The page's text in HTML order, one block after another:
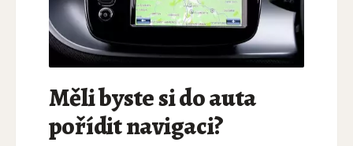
Měli byste si do auta
pořídit navigaci?